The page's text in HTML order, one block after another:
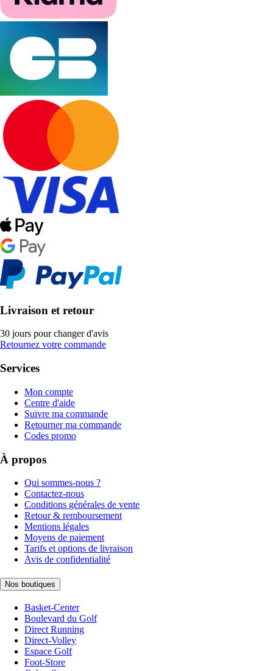
Livraison et retour
30 jours pour changer d'avis
Retournez votre commande
Services
Mon compte
Centre d'aide
Suivre ma commande
Retourner ma commande
Codes promo
À propos
Qui sommes-nous ?
Contactez-nous
Conditions générales de vente
Retour & remboursement
Mentions légales
Moyens de paiement
Tarifs et options de livraison
Avis de confidentialité
Nos boutiques
Basket-Center
Boulevard du Golf
Direct Running
Direct-Volley
Espace Golf
Foot-Store